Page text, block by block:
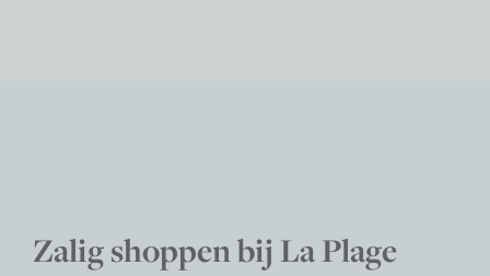
Zalig shoppen bij La Plage